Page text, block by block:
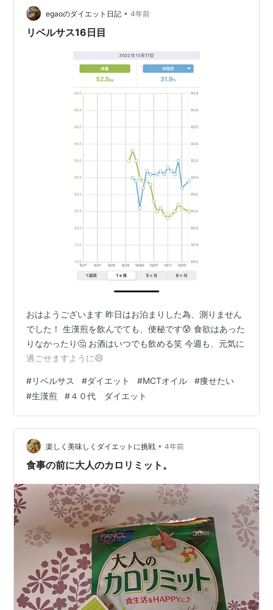
egaoのダイエット日記 • 4年前
リベルサス16日目
おはようございます 昨日はお泊まりした為、測りません
でした！ 生漢煎を飲んでても、便秘です😰 食欲はあった
りなかったり🤔 お酒はいつでも飲める笑 今週も、元気に
過ごせますように😄
#リベルサス #ダイエット #MCTオイル #痩せたい
#生漢煎 #４０代 ダイエット
楽しく美味しくダイエットに挑戦 • 4年前
食事の前に大人のカロリミット。